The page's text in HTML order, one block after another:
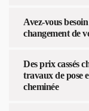
Avez-vous
changement de
Des prix cassés
travaux de pose
cheminée